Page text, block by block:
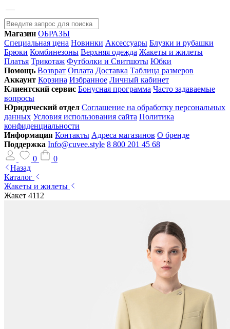
Магазин ОБРАЗЫ
Специальная цена Новинки Аксессуары Блузки и рубашки
Брюки Комбинезоны Верхняя одежда Жакеты и жилеты
Платья Трикотаж Футболки и Свитшоты Юбки
Помощь Возврат Оплата Доставка Таблица размеров
Аккаунт Корзина Избранное Личный кабинет
Клиентский сервис Бонусная программа Часто задаваемые
вопросы
Юридический отдел Соглашение на обработку персональных
данных Условия использования сайта Политика
конфиденциальности
Информация Контакты Адреса магазинов О бренде
Поддержка Info@cuvee.style 8 800 201 45 68
0
0
Назад
Каталог
Жакеты и жилеты
Жакет 4112